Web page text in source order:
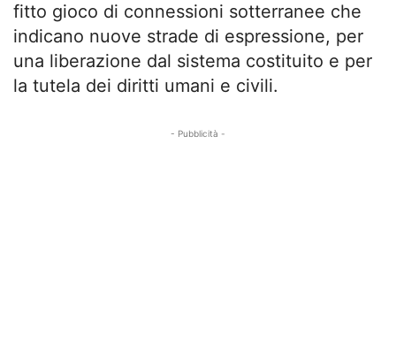
fitto gioco di connessioni sotterranee che
indicano nuove strade di espressione, per
una liberazione dal sistema costituito e per
la tutela dei diritti umani e civili.
- Pubblicità -